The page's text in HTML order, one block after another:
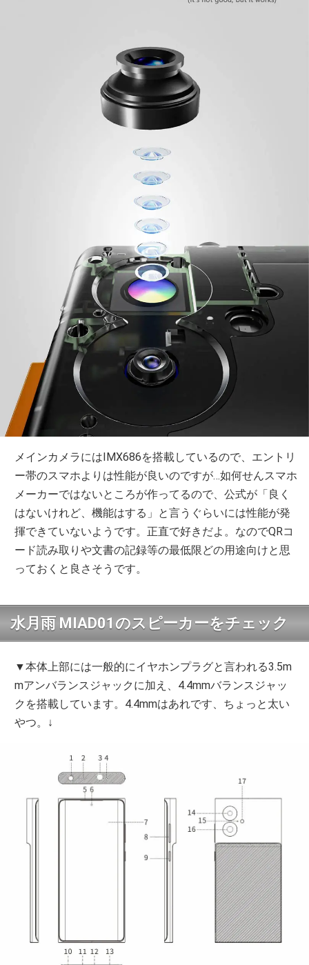
メインカメラにはIMX686を搭載しているので、エントリ
ー帯のスマホよりは性能が良いのですが…如何せんスマホ
メーカーではないところが作ってるので、公式が「良く
はないけれど、機能はする」と言うぐらいには性能が発
揮できていないようです。正直で好きだよ。なのでQRコ
ード読み取りや文書の記録等の最低限どの用途向けと思
っておくと良さそうです。
水月雨 MIAD01のスピーカーをチェック
▼本体上部には一般的にイヤホンプラグと言われる3.5m
mアンバランスジャックに加え、4.4mmバランスジャッ
クを搭載しています。4.4mmはあれです、ちょっと太い
やつ。↓